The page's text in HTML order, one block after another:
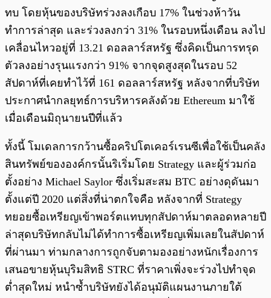
ทบ โดยหุ้นของบริษัทร่วงลงเกือบ 17% ในช่วงห้าวัน
ทำการล่าสุด และร่วงลงกว่า 31% ในรอบหนึ่งเดือน ลงไป
เคลื่อนไหวอยู่ที่ 13.21 ดอลลาร์สหรัฐ ซึ่งคิดเป็นการทรุด
ตัวลงอย่างรุนแรงกว่า 91% จากจุดสูงสุดในรอบ 52
สัปดาห์ที่เคยทำไว้ที่ 161 ดอลลาร์สหรัฐ หลังจากที่บริษัท
ประกาศนำกลยุทธ์การบริหารคลังด้วย Ethereum มาใช้
เมื่อเดือนมิถุนายนปีที่แล้ว
ทั้งนี้ โมเดลการกว้านซื้อคริปโตเคอร์เรนซีเพื่อใช้เป็นคลัง
สินทรัพย์ขององค์กรนั้นริเริ่มโดย Strategy และผู้ร่วมก่อ
ตั้งอย่าง Michael Saylor ซึ่งเริ่มสะสม BTC อย่างดุดันมา
ตั้งแต่ปี 2020 แต่สิ่งที่น่าตกใจคือ หลังจากที่ Strategy
ทยอยซื้อเหรียญเข้าพอร์ตแทบทุกสัปดาห์มาตลอดหลายปี
ล่าสุดบริษัทกลับไม่ได้ทำการซื้อเหรียญเพิ่มเลยในสัปดาห์
ที่ผ่านมา ท่ามกลางการถูกจับตามองอย่างหนักเรื่องการ
เสนอขายหุ้นบุริมสิทธิ STRC ที่ราคาเพิ่งจะร่วงไปทำจุด
ต่ำสุดใหม่ หนำซ้ำบริษัทยังได้อนุมัติแผนงานภายใต้